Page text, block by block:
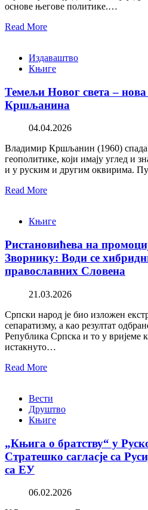
основе његове политике.…
Read More
Издаваштво
Књиге
Темељи Новог света –
Кршљанина
04.04.2026
Владимир Кршљанин (1960) спада
геополитике, који имају углед и
и у руским и другим оквирима.
Read More
Књиге
Ристановићева на
Зворнику: Води се
православних Словена
21.03.2026
Српски народ је био изложен
сепаратизму, а као резултат
Република Српска и то у вријеме
истакнуто…
Read More
Вести
Друштво
Књиге
„Књига о братству“ у
Стратешко сагласје са
са ЕУ
06.02.2026